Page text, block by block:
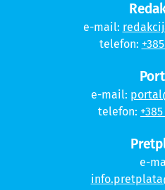
e-mail:
telefon:
e-mail:
telefon:
e-